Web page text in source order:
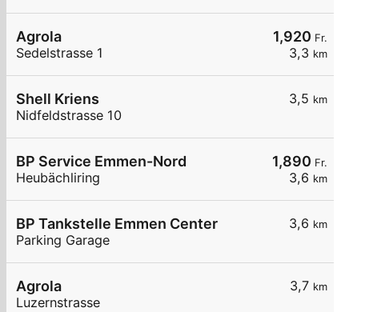
1,920 Fr.
3,3 km
Agrola
Sedelstrasse 1
3,5 km
Shell Kriens
Nidfeldstrasse 10
1,890 Fr.
3,6 km
BP Service Emmen-Nord
Heubächliring
3,6 km
BP Tankstelle Emmen Center
Parking Garage
3,7 km
Agrola
Luzernstrasse